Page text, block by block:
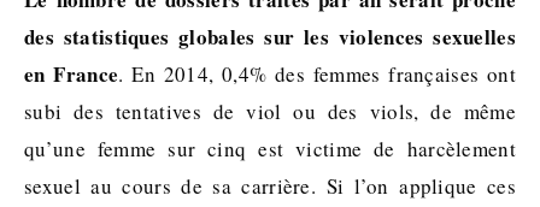
des statistiques globales sur les violences sexuelles
en France. En 2014, 0,4% des femmes françaises ont
subi des tentatives de viol ou des viols, de même
qu’une femme sur cinq est victime de harcèlement
sexuel au cours de sa carrière. Si l’on applique ces